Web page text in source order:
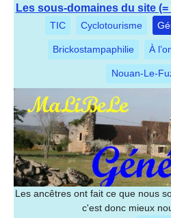
Les sous-domaines du site
TIC Cyclotourisme
Brickostampaphilie À
Nouan-Le-
Les ancêtres ont fait ce que nous
c'est donc mieux